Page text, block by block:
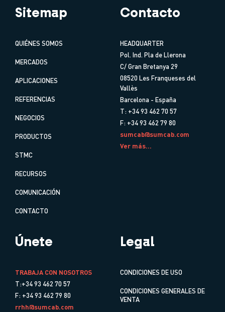
Sitemap
QUIÉNES SOMOS
MERCADOS
APLICACIONES
REFERENCIAS
NEGOCIOS
PRODUCTOS
STMC
RECURSOS
COMUNICACIÓN
CONTACTO
Contacto
HEADQUARTER
Pol. Ind. Pla de Llerona
C/ Gran Bretanya 29
08520 Les Franqueses del
Vallès
Barcelona - España
T: +34 93 462 70 57
F: +34 93 462 79 80
sumcab@sumcab.com
Ver más...
Únete
TRABAJA CON NOSOTROS
T:+34 93 462 70 57
F: +34 93 462 79 80
rrhh@sumcab.com
Legal
CONDICIONES DE USO
CONDICIONES GENERALES DE
VENTA